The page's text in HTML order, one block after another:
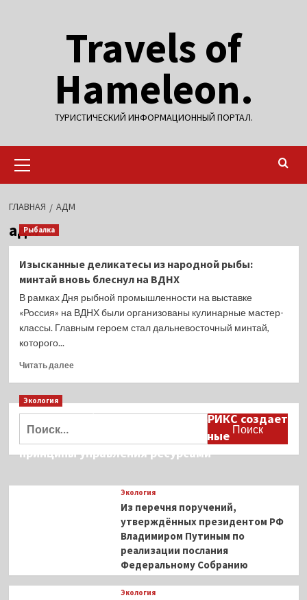
Travels of
Hameleon.
ТУРИСТИЧЕСКИЙ ИНФОРМАЦИОННЫЙ ПОРТАЛ.
меню
ГЛАВНАЯ АДМ
адмРыбалка
Изысканные деликатесы из народной рыбы:
минтай вновь блеснул на ВДНХ
В рамках Дня рыбной промышленности на выставке
«Россия» на ВДНХ были организованы кулинарные мастер-
классы. Главным героем стал дальневосточный минтай,
которого...
Читать далееПрочитать
Изысканные
деликатесы
народной
рыбы:
Экология
Дмитрий Кобылкин: площадка БРИКС создает
возможность сформировать единые
принципы управления ресурсами
Экология
Из перечня поручений,
утверждённых президентом РФ
Владимиром Путиным по
реализации послания
Федеральному Собранию
Экология